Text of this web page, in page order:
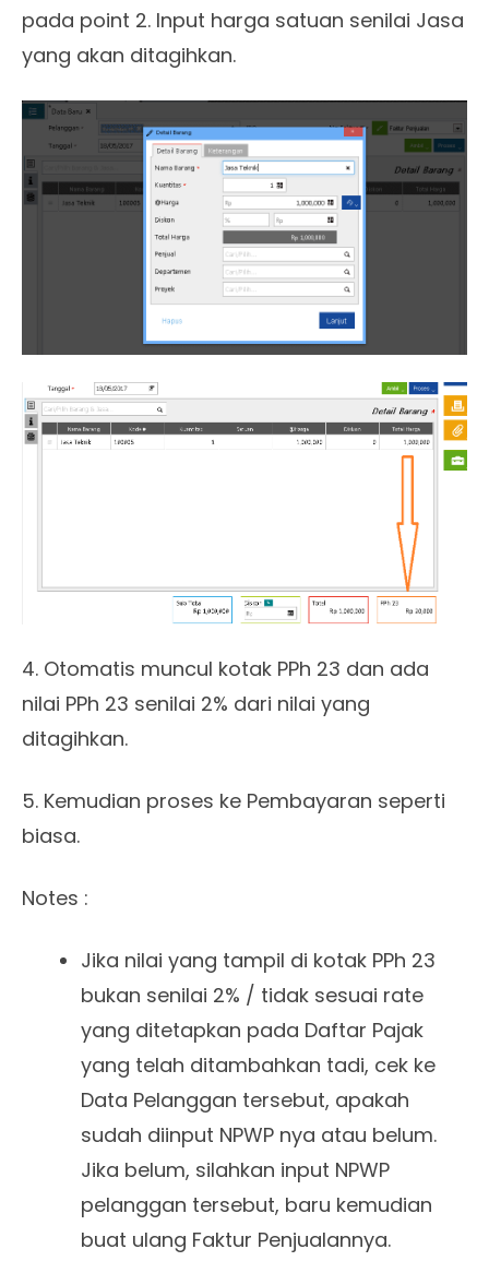
pada point 2. Input harga satuan senilai Jasa
yang akan ditagihkan.
4. Otomatis muncul kotak PPh 23 dan ada
nilai PPh 23 senilai 2% dari nilai yang
ditagihkan.
5. Kemudian proses ke Pembayaran seperti
biasa.
Notes :
Jika nilai yang tampil di kotak PPh 23
bukan senilai 2% / tidak sesuai rate
yang ditetapkan pada Daftar Pajak
yang telah ditambahkan tadi, cek ke
Data Pelanggan tersebut, apakah
sudah diinput NPWP nya atau belum.
Jika belum, silahkan input NPWP
pelanggan tersebut, baru kemudian
buat ulang Faktur Penjualannya.